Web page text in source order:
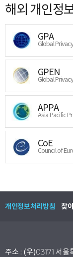
해외 개인정
GPA
Global
GPEN
Global
APPA
Asia Pacific
CoE
Council of
개인정보처리방침 찾
주소 : (우)03171 서